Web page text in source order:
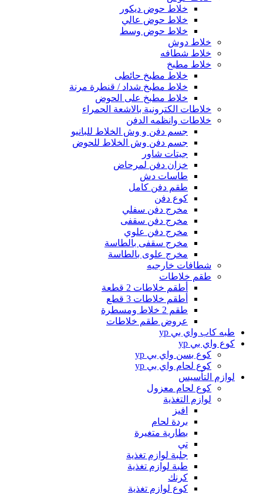
خلاط حوض ديكور
خلاط حوض عالي
خلاط حوض وسط
خلاط دوش
خلاط شطافه
خلاط مطبخ
خلاط مطبخ حائطى
خلاط مطبخ شداد / قنطرة مرنة
خلاط مطبخ على الحوض
خلاطات الكترونية بالاشعة الحمراء
خلاطات وانظمه الدفن
جسم دفن و وش الخلاط للبانيو
جسم دفن وش الخلاط للحوض
جيتات شاور
خزان دفن لمرحاض
طاسات دش
طقم دفن كامل
كوع دفن
مخرج دفن سفلي
مخرج دفن سقفى
مخرج دفن علوي
مخرج سقفى بالطاسة
مخرج علوى بالطاسة
شطافات خارجيه
طقم خلاطات
أطقم خلاطات 2 قطعة
أطقم خلاطات 3 قطع
طقم 2 خلاط ومسطرة
عروض طقم خلاطات
طبه كاب واي بي yp
كوع واي بي yp
كوع بسن واي بي yp
كوع لحام واي بي yp
لوازم التأسيس
كوع لحام معزول
لوازم التغذية
افيز
بردة لحام
بطارية متغيرة
تي
جلبة لوازم تغذية
طبة لوازم تغذية
كرنك
كوع لوازم تغذية